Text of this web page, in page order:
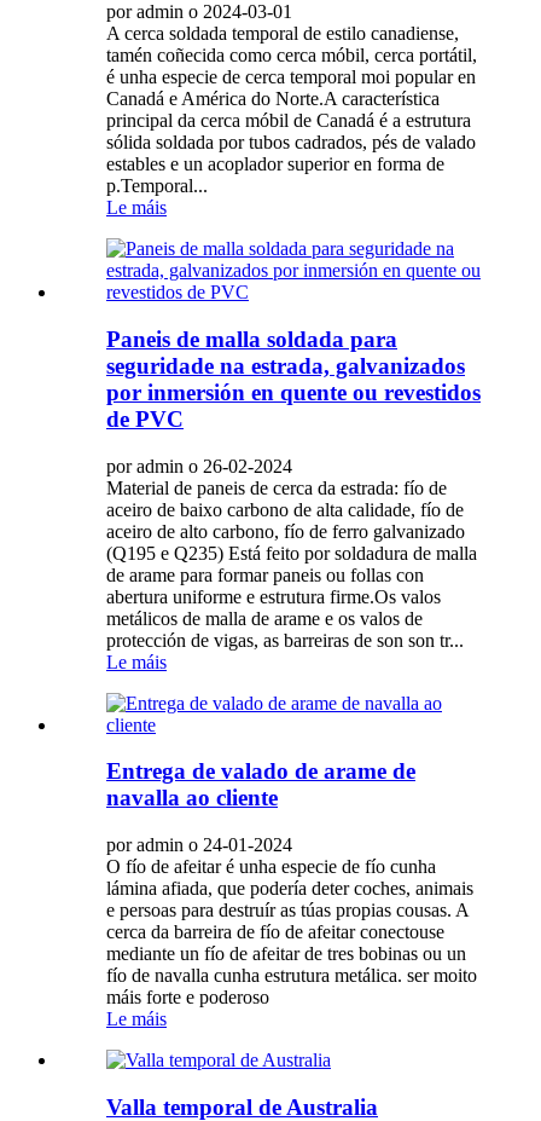
por admin o 2024-03-01
A cerca soldada temporal de estilo canadiense,
tamén coñecida como cerca móbil, cerca portátil,
é unha especie de cerca temporal moi popular en
Canadá e América do Norte.A característica
principal da cerca móbil de Canadá é a estrutura
sólida soldada por tubos cadrados, pés de valado
estables e un acoplador superior en forma de
p.Temporal...
Le máis
Paneis de malla soldada para
seguridade na estrada, galvanizados
por inmersión en quente ou revestidos
de PVC
por admin o 26-02-2024
Material de paneis de cerca da estrada: fío de
aceiro de baixo carbono de alta calidade, fío de
aceiro de alto carbono, fío de ferro galvanizado
(Q195 e Q235) Está feito por soldadura de malla
de arame para formar paneis ou follas con
abertura uniforme e estrutura firme.Os valos
metálicos de malla de arame e os valos de
protección de vigas, as barreiras de son son tr...
Le máis
Entrega de valado de arame de
navalla ao cliente
por admin o 24-01-2024
O fío de afeitar é unha especie de fío cunha
lámina afiada, que podería deter coches, animais
e persoas para destruír as túas propias cousas. A
cerca da barreira de fío de afeitar conectouse
mediante un fío de afeitar de tres bobinas ou un
fío de navalla cunha estrutura metálica. ser moito
máis forte e poderoso
Le máis
Valla temporal de Australia